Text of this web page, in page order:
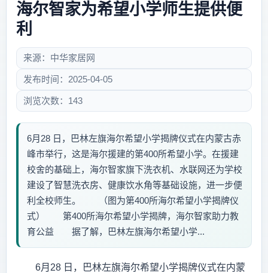
海尔智家为希望小学师生提供便
利
来源：中华家居网
发布时间：2025-04-05
浏览次数：143
6月28 日，巴林左旗海尔希望小学揭牌仪式在内蒙古赤
峰市举行，这是海尔援建的第400所希望小学。在援建
校舍的基础上，海尔智家旗下洗衣机、水联网还为学校
建设了智慧洗衣房、健康饮水角等基础设施，进一步便
利全校师生。 （图为第400所海尔希望小学揭牌仪
式） 第400所海尔希望小学揭牌，海尔智家助力教
育公益 据了解，巴林左旗海尔希望小学...
6月28 日，巴林左旗海尔希望小学揭牌仪式在内蒙